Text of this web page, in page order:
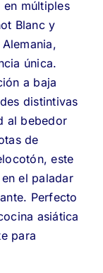
múltiples
Blanc y
única.
a baja
distintivas
al bebedor
de
este
el paladar
Perfecto
asiática
para